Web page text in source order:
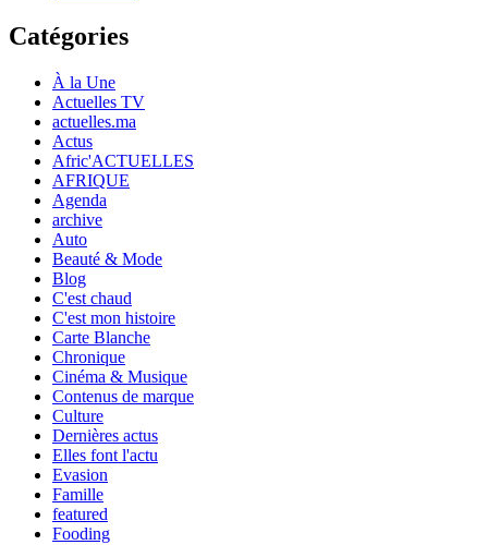
Catégories
À la Une
Actuelles TV
actuelles.ma
Actus
Afric'ACTUELLES
AFRIQUE
Agenda
archive
Auto
Beauté & Mode
Blog
C'est chaud
C'est mon histoire
Carte Blanche
Chronique
Cinéma & Musique
Contenus de marque
Culture
Dernières actus
Elles font l'actu
Evasion
Famille
featured
Fooding